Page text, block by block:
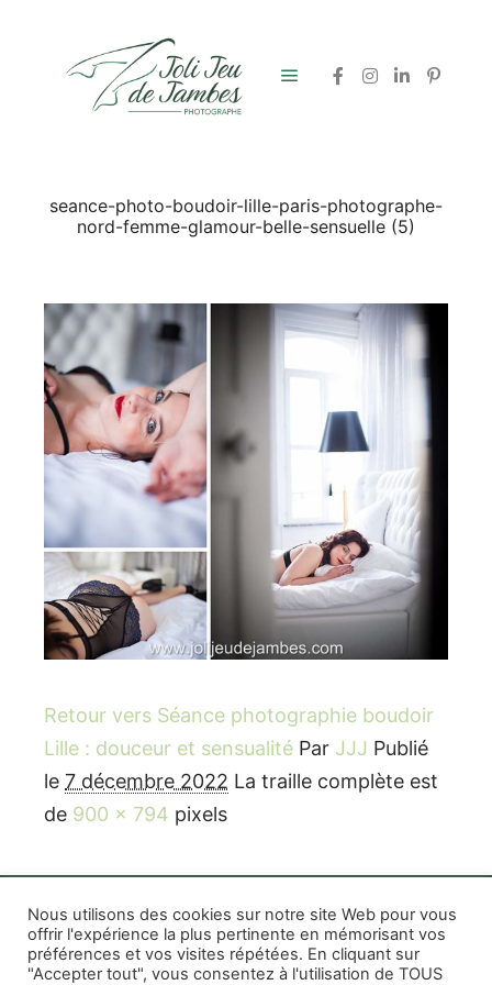
seance-photo-boudoir-lille-paris-photographe-
nord-femme-glamour-belle-sensuelle (5)
Retour vers Séance photographie boudoir
Lille : douceur et sensualité Par JJJ Publié
le 7 décembre 2022 La traille complète est
de 900 × 794 pixels
Rife WordPress Theme|Photographe boudoir et
Nous utilisons des cookies sur notre site Web pour vous
offrir l'expérience la plus pertinente en mémorisant vos
préférences et vos visites répétées. En cliquant sur
"Accepter tout", vous consentez à l'utilisation de TOUS